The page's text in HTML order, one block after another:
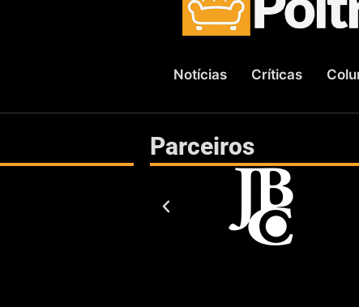
Notícias Críticas
Parceiros